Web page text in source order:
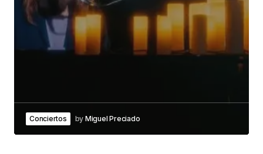
Conciertos by Miguel Preciado